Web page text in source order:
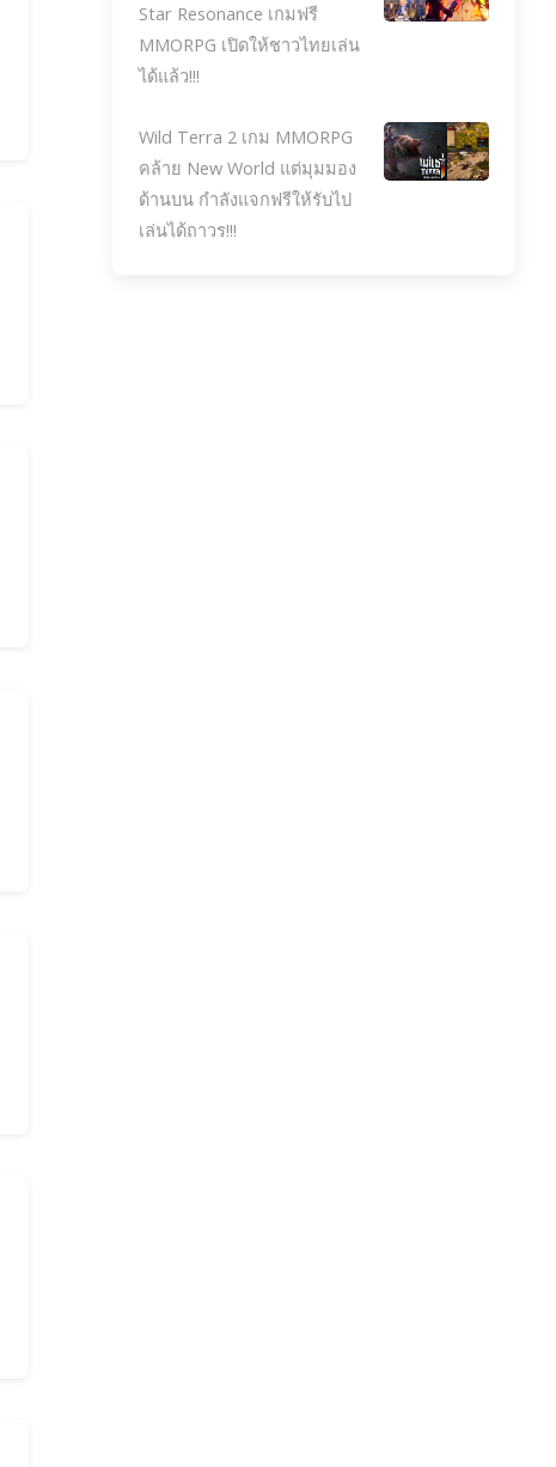
Star Resonance เกมฟรี
MMORPG เปิดให้ชาวไทยเล่น
ได้แล้ว!!!
Wild Terra 2 เกม MMORPG
คล้าย New World แต่มุมมอง
ด้านบน กำลังแจกฟรีให้รับไป
เล่นได้ถาวร!!!